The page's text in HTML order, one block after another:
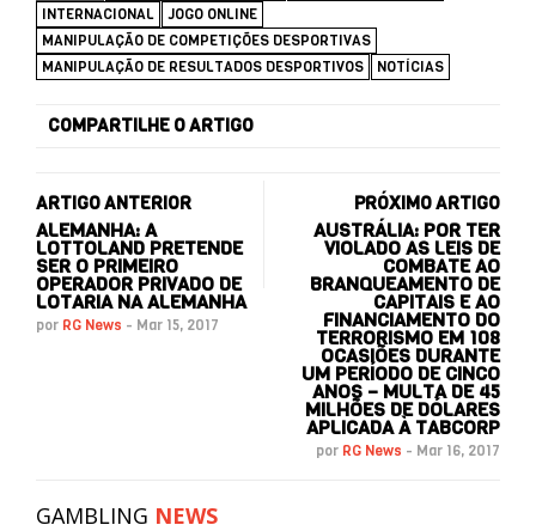
INTERNACIONAL
JOGO ONLINE
MANIPULAÇÃO DE COMPETIÇÕES DESPORTIVAS
MANIPULAÇÃO DE RESULTADOS DESPORTIVOS
NOTÍCIAS
COMPARTILHE O ARTIGO
ARTIGO ANTERIOR
ALEMANHA: A
LOTTOLAND PRETENDE
SER O PRIMEIRO
OPERADOR PRIVADO DE
LOTARIA NA ALEMANHA
por RG News - Mar 15, 2017
PRÓXIMO ARTIGO
AUSTRÁLIA: POR TER
VIOLADO AS LEIS DE
COMBATE AO
BRANQUEAMENTO DE
CAPITAIS E AO
FINANCIAMENTO DO
TERRORISMO EM 108
OCASIÕES DURANTE
UM PERÍODO DE CINCO
ANOS – MULTA DE 45
MILHÕES DE DÓLARES
APLICADA À TABCORP
por RG News - Mar 16, 2017
GAMBLING NEWS